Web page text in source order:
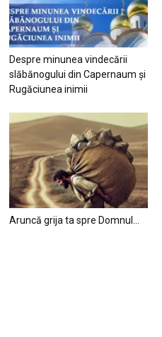
Despre minunea vindecării
slăbănogului din Capernaum și
Rugăciunea inimii
Aruncă grija ta spre Domnul…